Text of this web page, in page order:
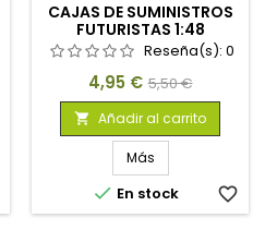
CAJAS DE SUMINISTROS
FUTURISTAS 1:48
Reseña(s): 0
Precio
4,95 € Precio
base
5,50 €
 Añadir al carrito
Más
 En stock favorite_border